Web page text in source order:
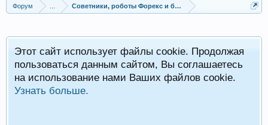
Форум Советники, роботы Форекс и бинарных опционов
Этот сайт использует файлы cookie. Продолжая
пользоваться данным сайтом, Вы соглашаетесь
на использование нами Ваших файлов cookie.
Узнать больше.